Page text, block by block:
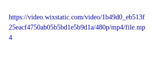
https://video.wixstatic.com/video/1b49d0_eb513f
25eacf4750ab05b5bd1e5b9d1a/480p/mp4/file.mp
4